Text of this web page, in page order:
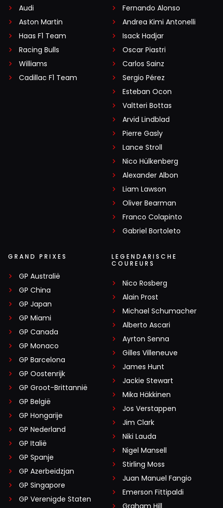
Audi
Aston Martin
Haas F1 Team
Racing Bulls
Williams
Cadillac F1 Team
Fernando Alonso
Andrea Kimi Antonelli
Isack Hadjar
Oscar Piastri
Carlos Sainz
Sergio Pérez
Esteban Ocon
Valtteri Bottas
Arvid Lindblad
Pierre Gasly
Lance Stroll
Nico Hülkenberg
Alexander Albon
Liam Lawson
Oliver Bearman
Franco Colapinto
Gabriel Bortoleto
GRAND PRIXES
GP Australië
GP China
GP Japan
GP Miami
GP Canada
GP Monaco
GP Barcelona
GP Oostenrijk
GP Groot-Brittannië
GP België
GP Hongarije
GP Nederland
GP Italië
GP Spanje
GP Azerbeidzjan
GP Singapore
GP Verenigde Staten
LEGENDARISCHE
COUREURS
Nico Rosberg
Alain Prost
Michael Schumacher
Alberto Ascari
Ayrton Senna
Gilles Villeneuve
James Hunt
Jackie Stewart
Mika Häkkinen
Jos Verstappen
Jim Clark
Niki Lauda
Nigel Mansell
Stirling Moss
Juan Manuel Fangio
Emerson Fittipaldi